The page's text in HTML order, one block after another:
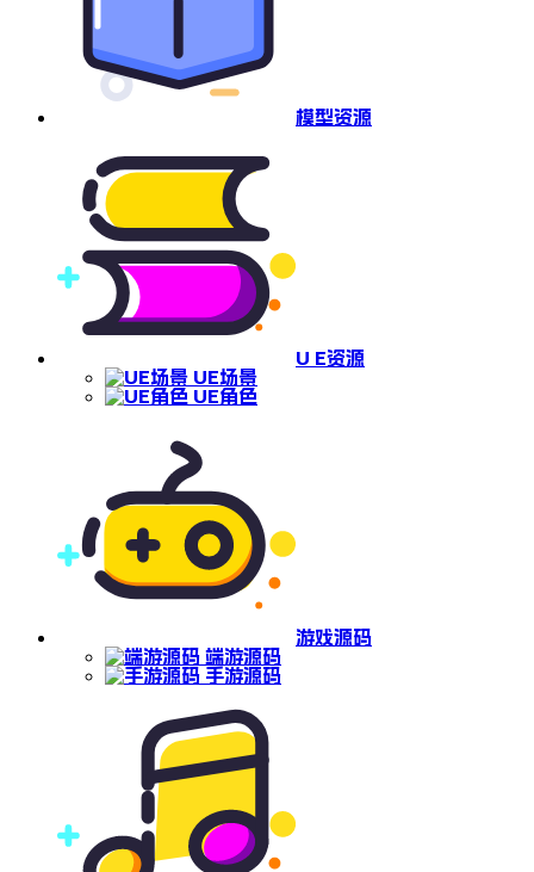
模型资源
U E资源
UE场景
UE角色
游戏源码
端游源码
手游源码